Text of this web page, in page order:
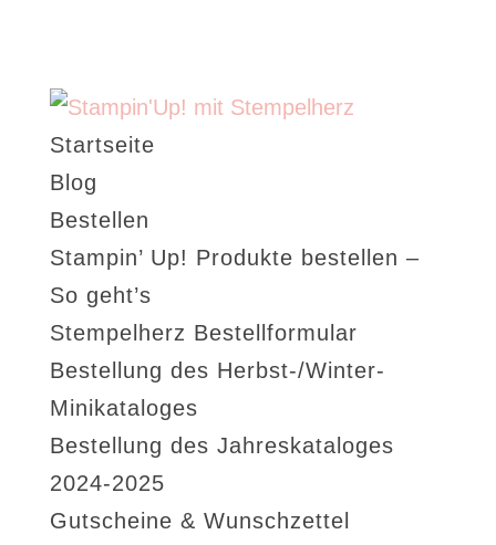
Startseite
Blog
Bestellen
Stampin’ Up! Produkte bestellen –
So geht’s
Stempelherz Bestellformular
Bestellung des Herbst-/Winter-
Minikataloges
Bestellung des Jahreskataloges
2024-2025
Gutscheine & Wunschzettel